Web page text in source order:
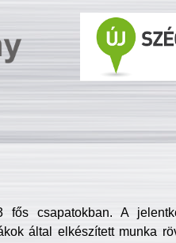
csapatokban. A
által elkészített munka